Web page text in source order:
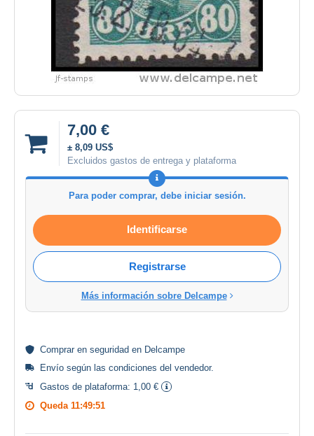
7,00 €
± 8,09 US$
Excluidos gastos de entrega y plataforma
Para poder comprar, debe iniciar sesión.
Identificarse
Registrarse
Más información sobre Delcampe
Comprar en seguridad en Delcampe
Envío según las condiciones del vendedor.
Gastos de plataforma: 1,00 €
Queda 11:49:51